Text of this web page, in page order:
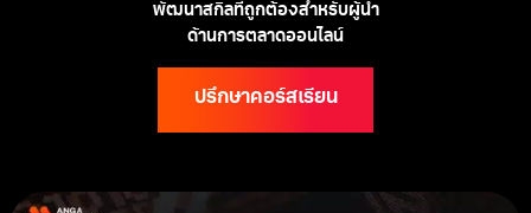
พัฒนาสกิลที่ถูกต้องสำหรับผู้นำ
ด้านการตลาดออนไลน์
ปรึกษาคอร์สเรียน